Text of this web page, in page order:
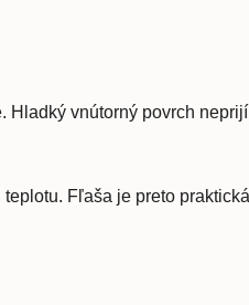
vnútorný povrch
Fľaša je preto